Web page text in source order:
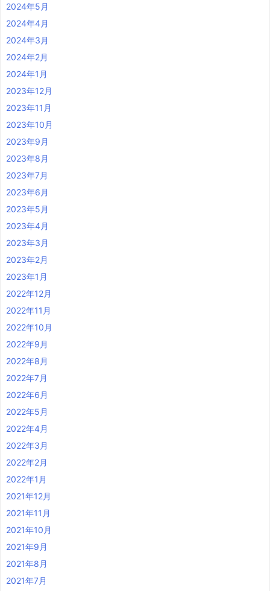
2024年5月
2024年4月
2024年3月
2024年2月
2024年1月
2023年12月
2023年11月
2023年10月
2023年9月
2023年8月
2023年7月
2023年6月
2023年5月
2023年4月
2023年3月
2023年2月
2023年1月
2022年12月
2022年11月
2022年10月
2022年9月
2022年8月
2022年7月
2022年6月
2022年5月
2022年4月
2022年3月
2022年2月
2022年1月
2021年12月
2021年11月
2021年10月
2021年9月
2021年8月
2021年7月